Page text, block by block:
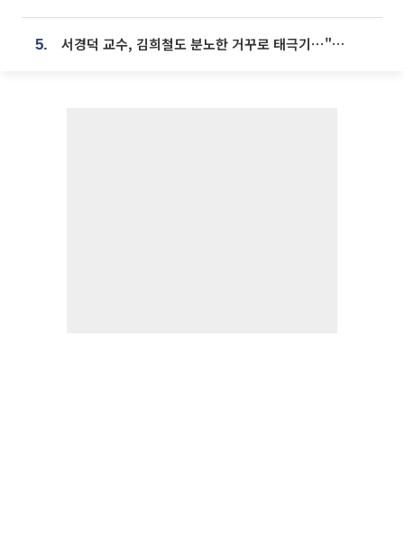
5. 서경덕 교수, 김희철도 분노한 거꾸로 태극기⋯"엉터리는 아냐, 아쉬울 뿐"